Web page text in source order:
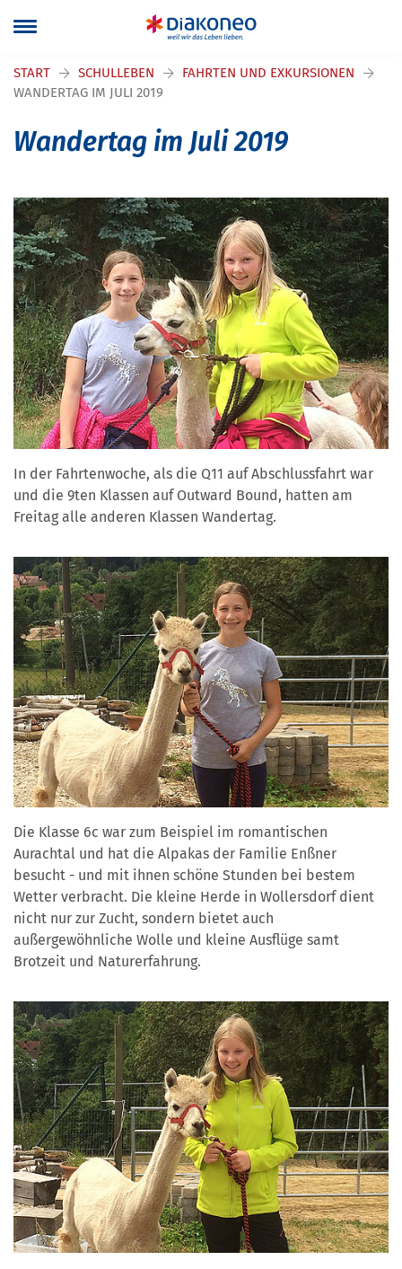
START SCHULLEBEN
FAHRTEN UND EXKURSIONEN
WANDERTAG IM JULI 2019
Wandertag im Juli 2019
In der Fahrtenwoche, als die Q11 auf Abschlussfahrt war
und die 9ten Klassen auf Outward Bound, hatten am
Freitag alle anderen Klassen Wandertag.
Die Klasse 6c war zum Beispiel im romantischen
Aurachtal und hat die Alpakas der Familie Enßner
besucht - und mit ihnen schöne Stunden bei bestem
Wetter verbracht. Die kleine Herde in Wollersdorf dient
nicht nur zur Zucht, sondern bietet auch
außergewöhnliche Wolle und kleine Ausflüge samt
Brotzeit und Naturerfahrung.